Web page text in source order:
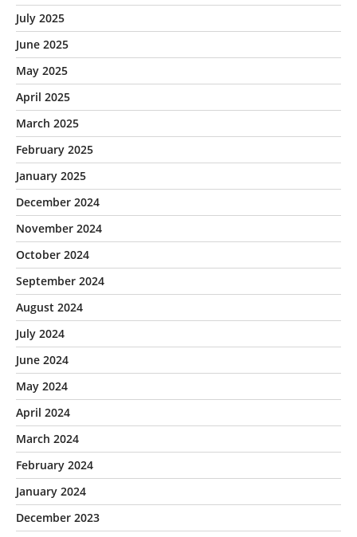
July 2025
June 2025
May 2025
April 2025
March 2025
February 2025
January 2025
December 2024
November 2024
October 2024
September 2024
August 2024
July 2024
June 2024
May 2024
April 2024
March 2024
February 2024
January 2024
December 2023